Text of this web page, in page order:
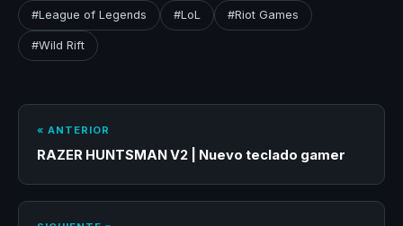
#League of Legends #LoL #Riot Games
#Wild Rift
« ANTERIOR
RAZER HUNTSMAN V2 | Nuevo teclado gamer